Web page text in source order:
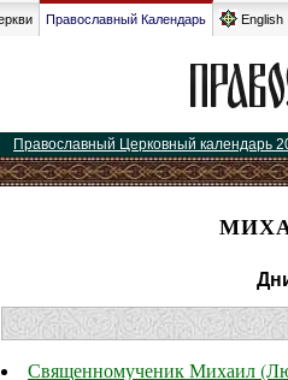
Православный Календарь English
Православный Церковный календарь
Священномученик Михаил